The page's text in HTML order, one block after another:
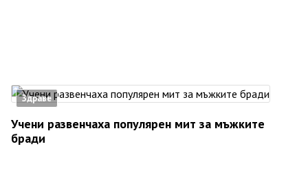
Здраве
Учени развенчаха популярен мит за мъжките
бради